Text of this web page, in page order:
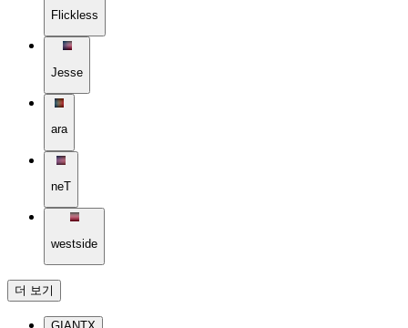
Flickless
Jesse
ara
neT
westside
더 보기